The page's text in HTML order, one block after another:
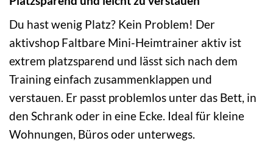
Du hast wenig Platz? Kein Problem! Der
aktivshop Faltbare Mini-Heimtrainer aktiv ist
extrem platzsparend und lässt sich nach dem
Training einfach zusammenklappen und
verstauen. Er passt problemlos unter das Bett, in
den Schrank oder in eine Ecke. Ideal für kleine
Wohnungen, Büros oder unterwegs.